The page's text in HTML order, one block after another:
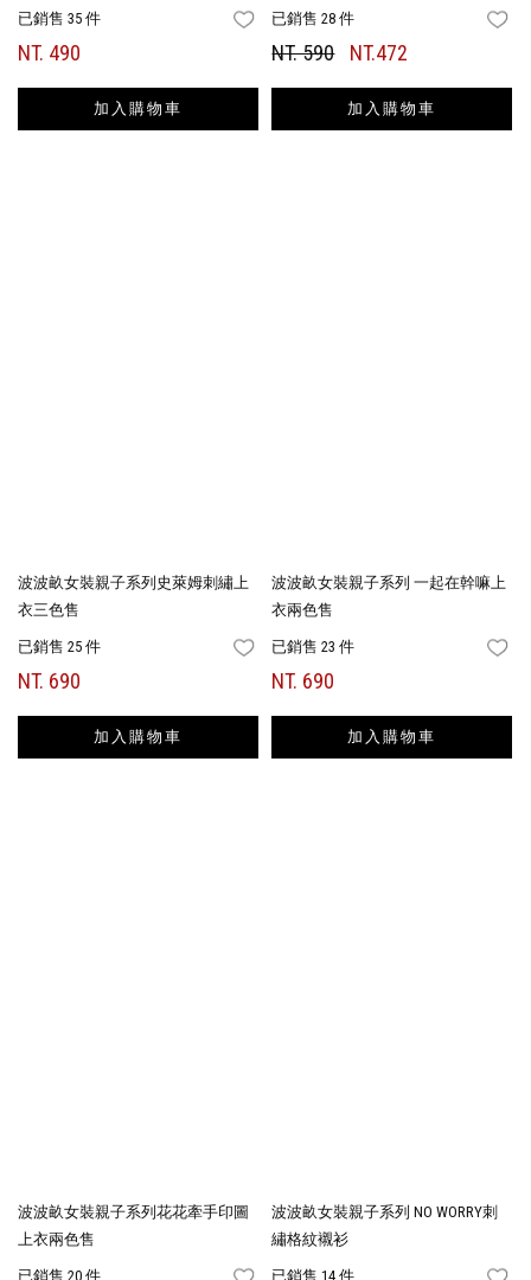
已銷售 35 件 FAVORITES
NT. 490
加入購物車
已銷售 28 件
NT. 590 NT.472
加入購物車
波波畝女裝親子系列史萊姆刺繡上
衣三色售
已銷售 25 件 FAVORITES
NT. 690
加入購物車
波波畝女裝親子系列 一起在幹嘛上
衣兩色售
已銷售 23 件
NT. 690
加入購物車
波波畝女裝親子系列花花牽手印圖
上衣兩色售
已銷售 20 件
波波畝女裝親子系列 NO WORRY刺
繡格紋襯衫
已銷售 14 件